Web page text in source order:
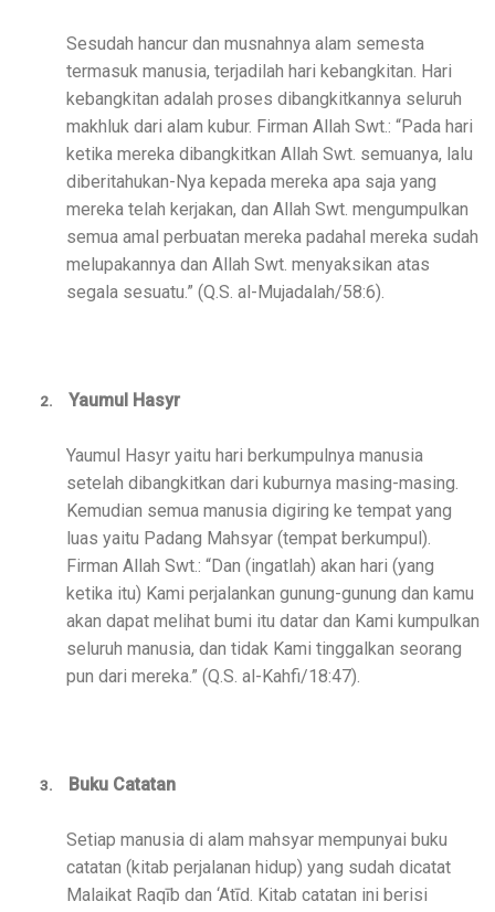
Sesudah hancur dan musnahnya alam semesta
termasuk manusia, terjadilah hari kebangkitan. Hari
kebangkitan adalah proses dibangkitkannya seluruh
makhluk dari alam kubur. Firman Allah Swt.: “Pada hari
ketika mereka dibangkitkan Allah Swt. semuanya, lalu
diberitahukan-Nya kepada mereka apa saja yang
mereka telah kerjakan, dan Allah Swt. mengumpulkan
semua amal perbuatan mereka padahal mereka sudah
melupakannya dan Allah Swt. menyaksikan atas
segala sesuatu.” (Q.S. al-Mujadalah/58:6).
2. Yaumul Hasyr
Yaumul Hasyr yaitu hari berkumpulnya manusia
setelah dibangkitkan dari kuburnya masing-masing.
Kemudian semua manusia digiring ke tempat yang
luas yaitu Padang Mahsyar (tempat berkumpul).
Firman Allah Swt.: “Dan (ingatlah) akan hari (yang
ketika itu) Kami perjalankan gunung-gunung dan kamu
akan dapat melihat bumi itu datar dan Kami kumpulkan
seluruh manusia, dan tidak Kami tinggalkan seorang
pun dari mereka.” (Q.S. al-Kahfi/18:47).
3. Buku Catatan
Setiap manusia di alam mahsyar mempunyai buku
catatan (kitab perjalanan hidup) yang sudah dicatat
Malaikat Raqīb dan ‘Atīd. Kitab catatan ini berisi